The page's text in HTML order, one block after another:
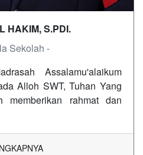
HAKIM, S.PDI.
Sekolah -
Assalamu'alaikum
Alloh SWT, Tuhan Yang
rahmat dan